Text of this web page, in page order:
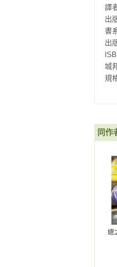
譯
出
書
出
城
規
同作
總